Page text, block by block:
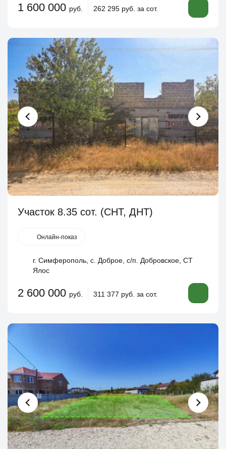
1 600 000 руб. 262 295 руб. за сот.
Участок 8.35 сот. (СНТ, ДНТ)
Онлайн-показ
г. Симферополь, с. Доброе, с/п. Добровское, СТ
Ялос
2 600 000 руб. 311 377 руб. за сот.